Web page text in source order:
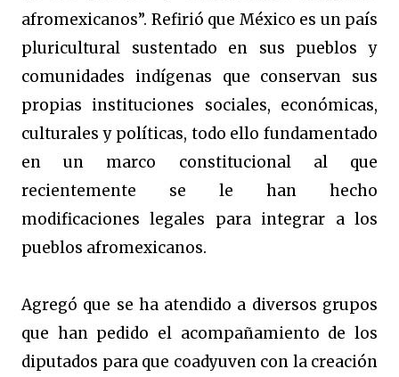
afromexicanos”. Refirió que México es un país
pluricultural sustentado en sus pueblos y
comunidades indígenas que conservan sus
propias instituciones sociales, económicas,
culturales y políticas, todo ello fundamentado
en un marco constitucional al que
recientemente se le han hecho
modificaciones legales para integrar a los
pueblos afromexicanos.
Agregó que se ha atendido a diversos grupos
que han pedido el acompañamiento de los
diputados para que coadyuven con la creación